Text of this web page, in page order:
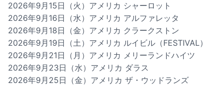
2026年9月15日（火）アメリカ シャーロット
2026年9月16日（水）アメリカ アルファレッタ
2026年9月18日（金）アメリカ クラークストン
2026年9月19日（土）アメリカ ルイビル（FESTIVAL）
2026年9月21日（月）アメリカ メリーランドハイツ
2026年9月23日（水）アメリカ ダラス
2026年9月25日（金）アメリカ ザ・ウッドランズ